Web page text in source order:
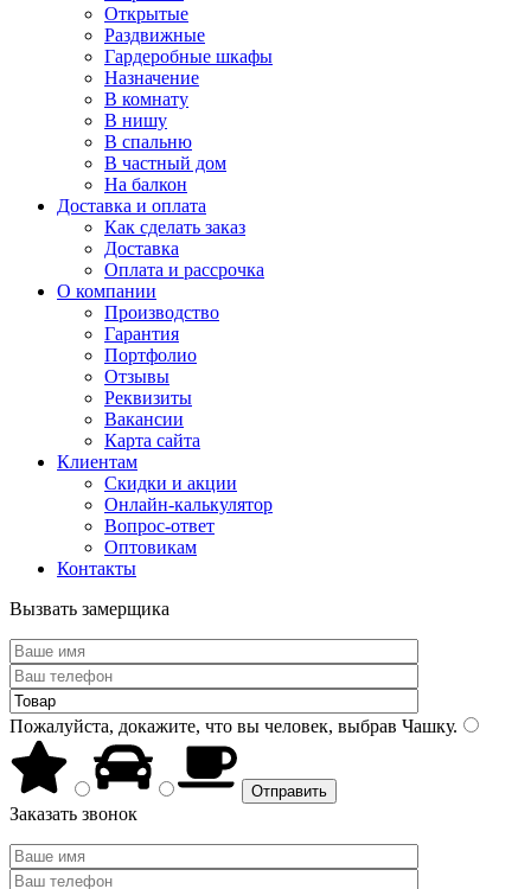
Открытые
Раздвижные
Гардеробные шкафы
Назначение
В комнату
В нишу
В спальню
В частный дом
На балкон
Доставка и оплата
Как сделать заказ
Доставка
Оплата и рассрочка
О компании
Производство
Гарантия
Портфолио
Отзывы
Реквизиты
Вакансии
Карта сайта
Клиентам
Скидки и акции
Онлайн-калькулятор
Вопрос-ответ
Оптовикам
Контакты
Вызвать замерщика
Пожалуйста, докажите, что вы человек, выбрав Чашку.
Заказать звонок